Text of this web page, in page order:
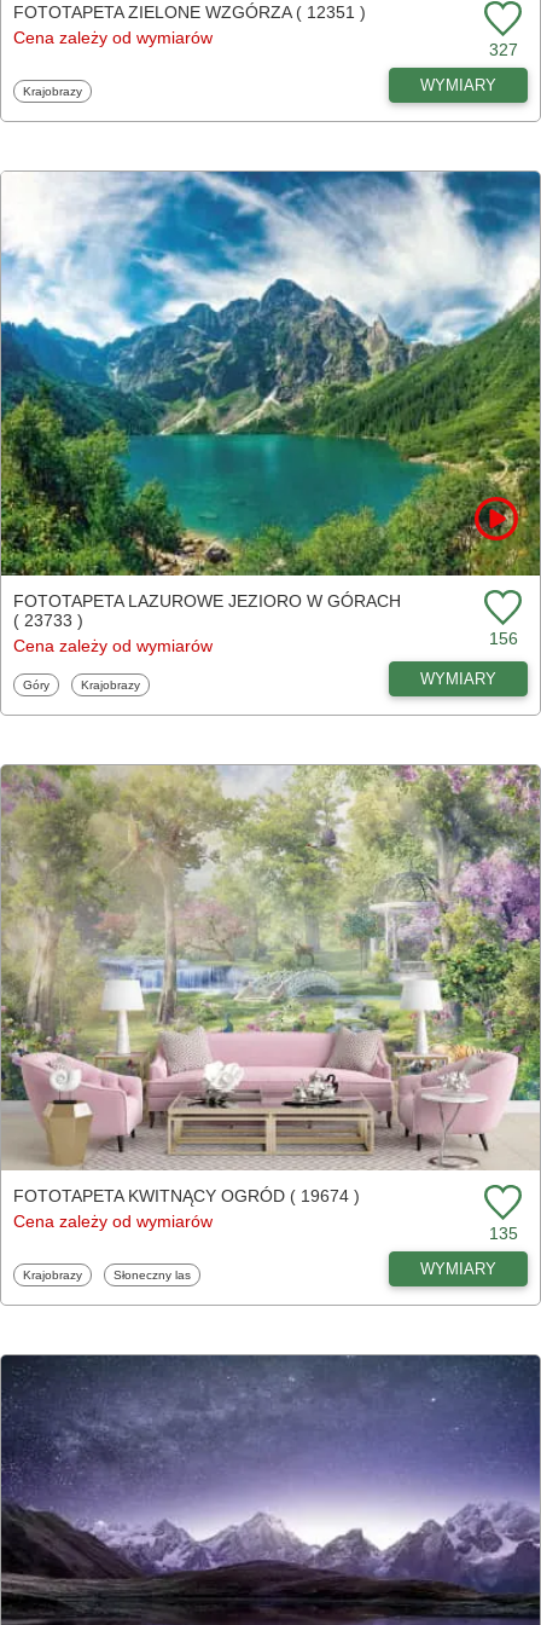
FOTOTAPETA ZIELONE WZGÓRZA ( 12351 )
Cena zależy od wymiarów
327
Fototapety
Krajobrazy WYMIARY
FOTOTAPETA LAZUROWE JEZIORO W GÓRACH
( 23733 )
Cena zależy od wymiarów
156
Fototapety
Góry Fototapety
Krajobrazy WYMIARY
FOTOTAPETA KWITNĄCY OGRÓD ( 19674 )
Cena zależy od wymiarów
135
Fototapety
Krajobrazy Fototapety
Słoneczny las WYMIARY